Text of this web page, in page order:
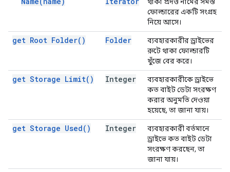
ফোল্ডারের একটি সংগ্রহ
নিয়ে আসে।
get Root Folder( ) Folder
ব্যবহারকারীর ড্রাইভের
রুটে থাকা ফোল্ডারটি
খুঁজে বের করে।
get Storage Limit( ) Integer
ব্যবহারকারীকে ড্রাইভে
কত বাইট ডেটা সংরক্ষণ
করার অনুমতি দেওয়া
হয়েছে, তা জানা যায়।
get Storage Used( ) Integer
ব্যবহারকারী বর্তমানে
ড্রাইভে কত বাইট ডেটা
সংরক্ষণ করছেন, তা
জানা যায়।